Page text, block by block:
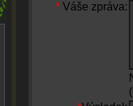
* Váše zpráva: